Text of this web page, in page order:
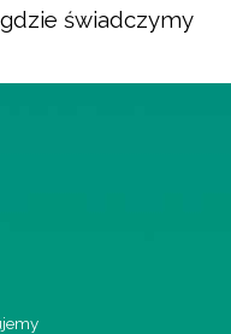
gdzie świadczymy